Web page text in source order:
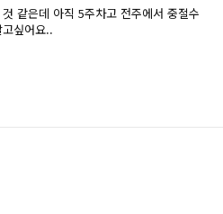
같은데 아직 5주차고 전주에서 중절수
싶어요..